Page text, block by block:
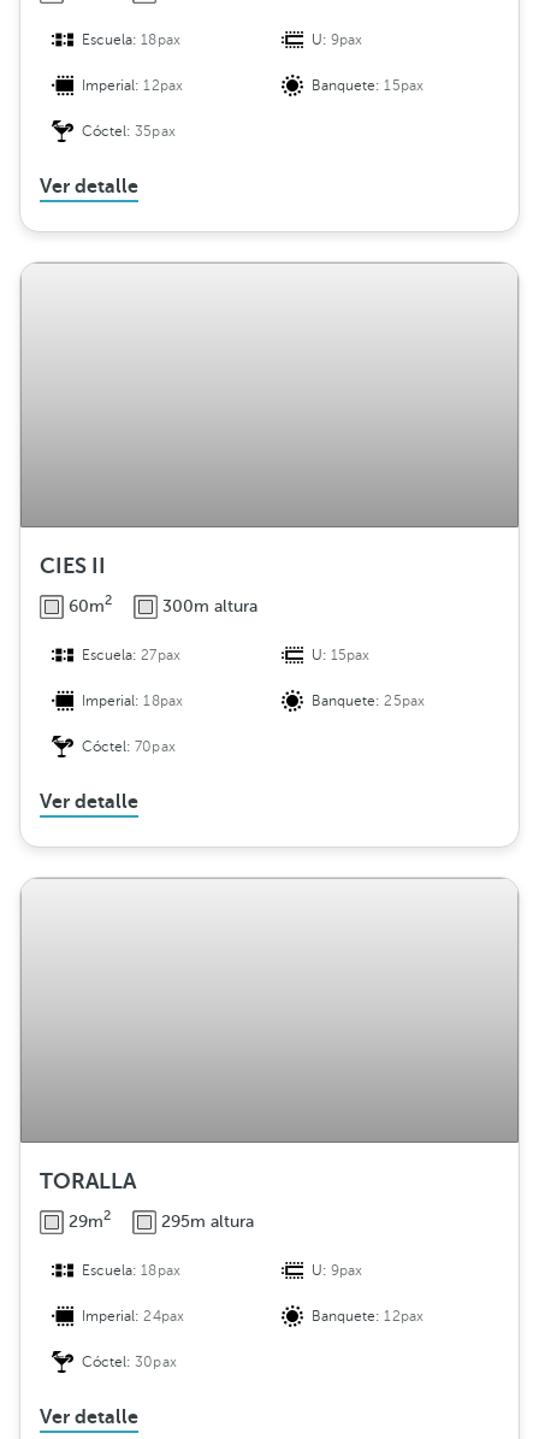
Escuela:18pax U:9pax
Imperial:12pax Banquete:15pax
Cóctel:35pax
Ver detalle
CIES II
60m2 300m altura
Escuela:27pax U:15pax
Imperial:18pax Banquete:25pax
Cóctel:70pax
Ver detalle
TORALLA
29m2 295m altura
Escuela:18pax U:9pax
Imperial:24pax Banquete:12pax
Cóctel:30pax
Ver detalle